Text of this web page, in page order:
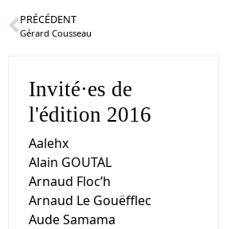
PRÉCÉDENT
Gérard Cousseau
Invité·es de
l'édition 2016
Aalehx
Alain GOUTAL
Arnaud Floc’h
Arnaud Le Gouëfflec
Aude Samama